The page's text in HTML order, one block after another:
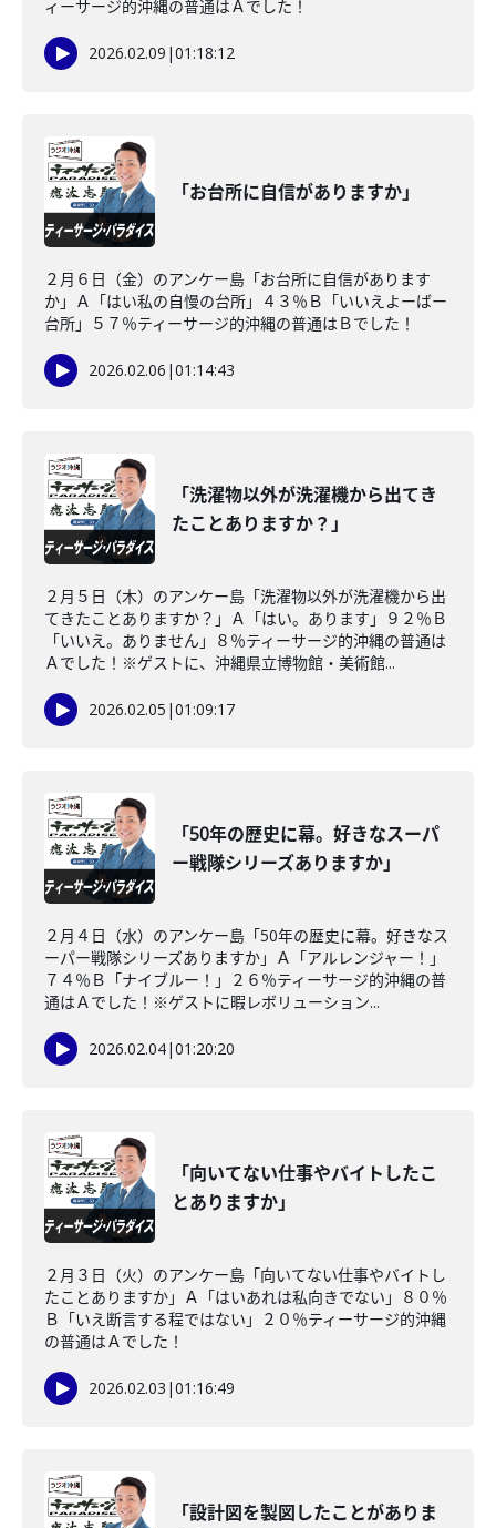
ィーサージ的沖縄の普通はＡでした！
2026.02.09 |01:18:12
「お台所に自信がありますか」
２月６日（金）のアンケー島「お台所に自信があります
か」Ａ「はい私の自慢の台所」４３％Ｂ「いいえよーばー
台所」５７％ティーサージ的沖縄の普通はＢでした！
2026.02.06 |01:14:43
「洗濯物以外が洗濯機から出てき
たことありますか？」
２月５日（木）のアンケー島「洗濯物以外が洗濯機から出
てきたことありますか？」Ａ「はい。あります」９２％Ｂ
「いいえ。ありません」８％ティーサージ的沖縄の普通は
Ａでした！※ゲストに、沖縄県立博物館・美術館...
2026.02.05 |01:09:17
「50年の歴史に幕。好きなスーパ
ー戦隊シリーズありますか」
２月４日（水）のアンケー島「50年の歴史に幕。好きなス
ーパー戦隊シリーズありますか」Ａ「アルレンジャー！」
７４％Ｂ「ナイブルー！」２６％ティーサージ的沖縄の普
通はＡでした！※ゲストに暇レボリューション...
2026.02.04|01:20:20
「向いてない仕事やバイトしたこ
とありますか」
２月３日（火）のアンケー島「向いてない仕事やバイトし
たことありますか」Ａ「はいあれは私向きでない」８０％
Ｂ「いえ断言する程ではない」２０％ティーサージ的沖縄
の普通はＡでした！
2026.02.03 |01:16:49
「設計図を製図したことがありま